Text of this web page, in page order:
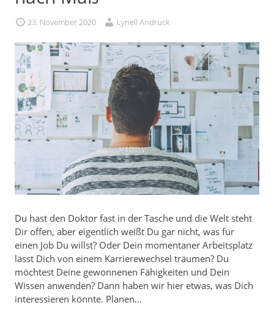
23. November 2020 Lynell Andruck
Du hast den Doktor fast in der Tasche und die Welt steht
Dir offen, aber eigentlich weißt Du gar nicht, was für
einen Job Du willst? Oder Dein momentaner Arbeitsplatz
lässt Dich von einem Karrierewechsel träumen? Du
möchtest Deine gewonnenen Fähigkeiten und Dein
Wissen anwenden? Dann haben wir hier etwas, was Dich
interessieren könnte. Planen…